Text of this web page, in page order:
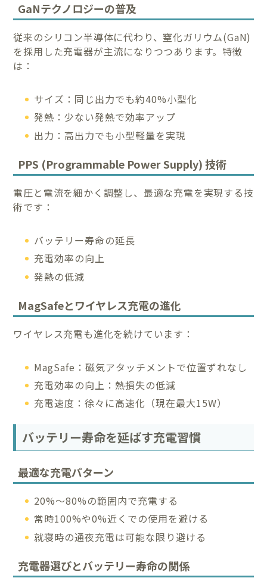
GaNテクノロジーの普及
従来のシリコン半導体に代わり、窒化ガリウム(GaN)
を採用した充電器が主流になりつつあります。特徴
は：
サイズ：同じ出力でも約40%小型化
発熱：少ない発熱で効率アップ
出力：高出力でも小型軽量を実現
PPS (Programmable Power Supply) 技術
電圧と電流を細かく調整し、最適な充電を実現する技
術です：
バッテリー寿命の延長
充電効率の向上
発熱の低減
MagSafeとワイヤレス充電の進化
ワイヤレス充電も進化を続けています：
MagSafe：磁気アタッチメントで位置ずれなし
充電効率の向上：熱損失の低減
充電速度：徐々に高速化（現在最大15W）
バッテリー寿命を延ばす充電習慣
最適な充電パターン
20%〜80%の範囲内で充電する
常時100%や0%近くでの使用を避ける
就寝時の通夜充電は可能な限り避ける
充電器選びとバッテリー寿命の関係